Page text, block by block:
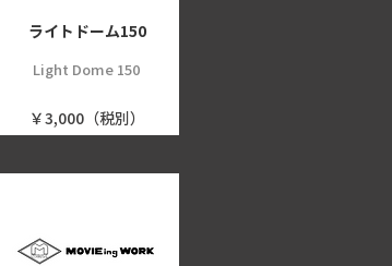
ライトドーム150
Light Dome 150
￥3,000（税別）